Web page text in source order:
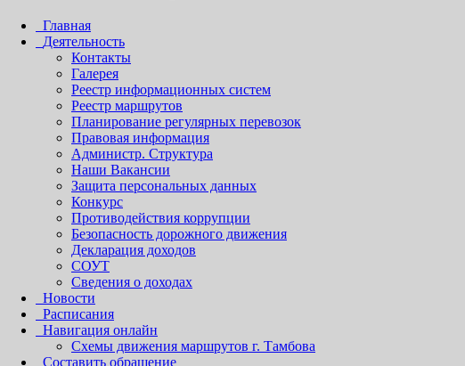
Главная
Деятельность
Контакты
Галерея
Реестр информационных систем
Реестр маршрутов
Планирование регулярных перевозок
Правовая информация
Администр. Структура
Наши Вакансии
Защита персональных данных
Конкурс
Противодействия коррупции
Безопасность дорожного движения
Декларация доходов
СОУТ
Сведения о доходах
Новости
Расписания
Навигация онлайн
Схемы движения маршрутов г. Тамбова
Составить обращение